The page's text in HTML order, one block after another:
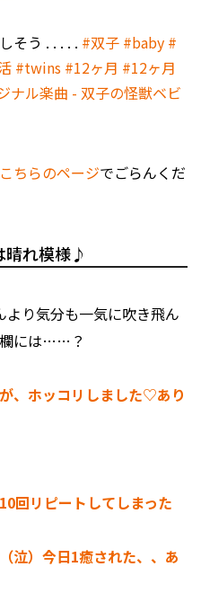
そう . . . . . #双子 #baby #
#twins #12ヶ月 #12ヶ月
ナル楽曲 - 双子の怪獣ベビ
こちらのページでごらんくだ
晴れ模様♪
り気分も一気に吹き飛ん
には……？
、ホッコリしました♡あり
回リピートしてしまった
泣）今日1癒された、、あ